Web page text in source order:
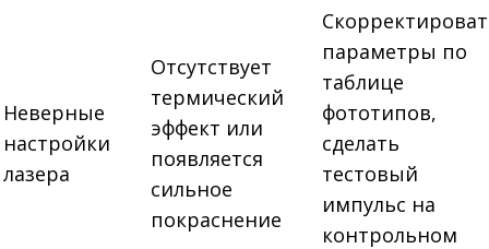
Неверные
настройки
лазера
Отсутствует
термический
эффект или
появляется
сильное
покраснение
параметры по
таблице
фототипов,
сделать
тестовый
импульс на
контрольном